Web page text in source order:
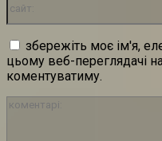
збережіть моє ім'я,
цьому веб-переглядачі
коментуватиму.